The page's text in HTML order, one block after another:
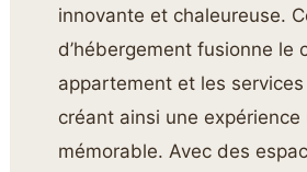
innovante et chaleureuse.
d’hébergement fusionne le
appartement et les services
créant ainsi une expérience
mémorable. Avec des